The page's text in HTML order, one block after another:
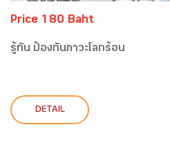
Price 180 Baht
รู้ทัน ป้องกันภาวะโลกร้อน
DETAIL